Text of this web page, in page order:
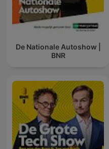
De Nationale Autoshow |
BNR